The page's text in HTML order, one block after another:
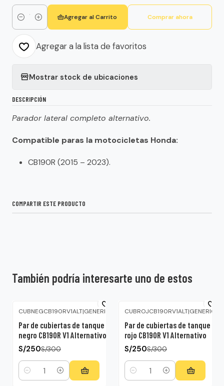
Cantidad
Agregar al Carrito Comprar ahora
Agregar a la lista de favoritos
Mostrar stock de ubicaciones
DESCRIPCIÓN
Parador lateral completo alternativo.
Compatible paras la motocicletas Honda:
CB190R (2015 – 2023).
COMPARTIR ESTE PRODUCTO
También podría interesarte uno de estos
CUBNEGCB190RV1ALT|GENERICO
Par de cubiertas de tanque
negro CB190R V1 Alternativo
S/250S/300
Cantidad
CUBROJCB190RV1ALT|GENERICO
Par de cubiertas de tanque
rojo CB190R V1 Alternativo
S/250S/300
Cantidad